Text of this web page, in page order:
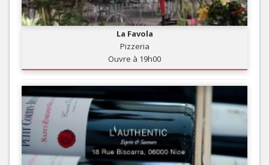
La Favola
Pizzeria
Ouvre à 19h00